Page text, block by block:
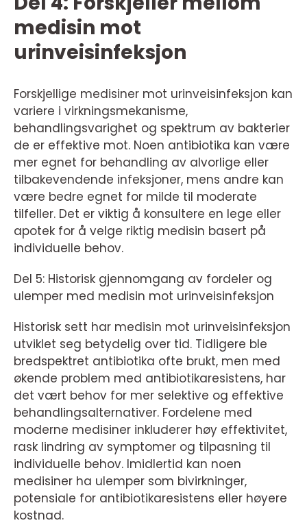
medisin mot
urinveisinfeksjon
Forskjellige medisiner mot urinveisinfeksjon kan
variere i virkningsmekanisme,
behandlingsvarighet og spektrum av bakterier
de er effektive mot. Noen antibiotika kan være
mer egnet for behandling av alvorlige eller
tilbakevendende infeksjoner, mens andre kan
være bedre egnet for milde til moderate
tilfeller. Det er viktig å konsultere en lege eller
apotek for å velge riktig medisin basert på
individuelle behov.
Del 5: Historisk gjennomgang av fordeler og
ulemper med medisin mot urinveisinfeksjon
Historisk sett har medisin mot urinveisinfeksjon
utviklet seg betydelig over tid. Tidligere ble
bredspektret antibiotika ofte brukt, men med
økende problem med antibiotikaresistens, har
det vært behov for mer selektive og effektive
behandlingsalternativer. Fordelene med
moderne medisiner inkluderer høy effektivitet,
rask lindring av symptomer og tilpasning til
individuelle behov. Imidlertid kan noen
medisiner ha ulemper som bivirkninger,
potensiale for antibiotikaresistens eller høyere
kostnad.